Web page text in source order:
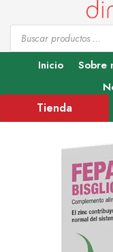
Inicio Sobre
Tienda